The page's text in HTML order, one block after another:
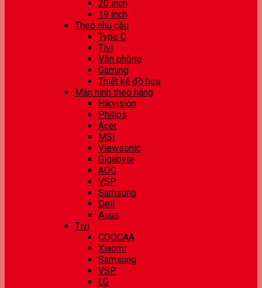
20 inch
19 inch
Theo nhu cầu
Type C
Tivi
Văn phòng
Gaming
Thiết kế đồ hoạ
Màn hình theo hãng
Hikvision
Philips
Acer
MSI
Viewsonic
Gigabyte
AOC
VSP
Samsung
Dell
Asus
Tivi
COOCAA
Xiaomi
Samsung
VSP
LG